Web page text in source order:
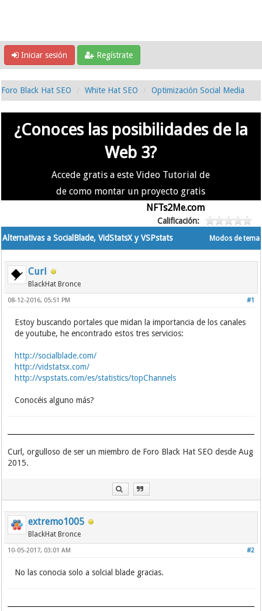
Iniciar sesión Regístrate
Foro Black Hat SEO White Hat SEO Optimización Social Media
¿Conoces las posibilidades de la
Web 3?
Accede gratis a este Video Tutorial de
de como montar un proyecto gratis
NFTs2Me.com
Calificación:
Modos de tema
Alternativas a SocialBlade, VidStatsX y VSPstats
Curl
BlackHat Bronce
#1
08-12-2016, 05:51 PM
Estoy buscando portales que midan la importancia de los canales
de youtube, he encontrado estos tres servicios:
http://socialblade.com/
http://vidstatsx.com/
http://vspstats.com/es/statistics/topChannels
Conocéis alguno más?
Curl, orgulloso de ser un miembro de Foro Black Hat SEO desde Aug
2015.
extremo1005
BlackHat Bronce
#2
10-05-2017, 03:01 AM
No las conocia solo a solcial blade gracias.